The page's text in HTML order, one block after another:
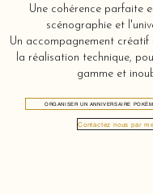
Une cohérence parfaite
scénographie et
Un accompagnement
la réalisation technique,
gamme et
ORGANISER UN ANNIVERSAIRE